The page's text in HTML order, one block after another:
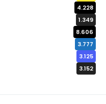
4.228
1.349
8.606
3.777
3.125
3.152